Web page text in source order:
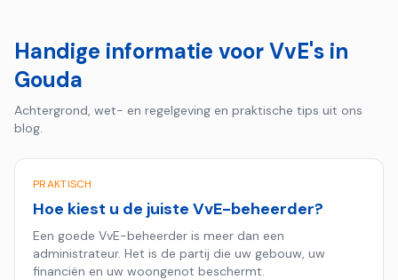
Handige informatie voor VvE's in
Gouda
Achtergrond, wet- en regelgeving en praktische tips uit ons
blog.
PRAKTISCH
Hoe kiest u de juiste VvE-beheerder?
Een goede VvE-beheerder is meer dan een
administrateur. Het is de partij die uw gebouw, uw
financiën en uw woongenot beschermt.